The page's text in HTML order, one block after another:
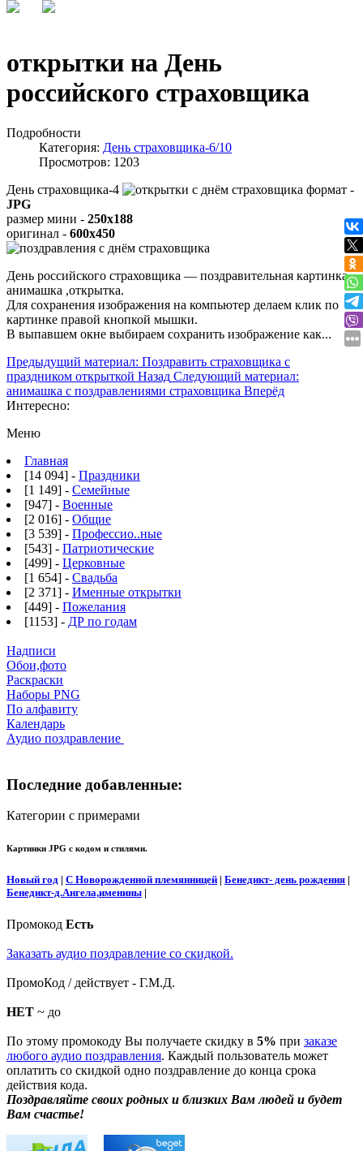
открытки на День
российского страховщика
Подробности
Категория: День страховщика-6/10
Просмотров: 1203
День страховщика-4
формат -
JPG
размер мини - 250x188
оригинал - 600x450
День российского страховщика — поздравительная картинка ,
анимашка ,открытка.
Для сохранения изображения на компьютер делаем клик по
картинке правой кнопкой мышки.
В выпавшем окне выбираем сохранить изображение как...
Предыдущий материал: Поздравить страховщика с
праздником открыткой Назад Следующий материал:
анимашка с поздравлениями страховщика Вперёд
Интересно:
Меню
Главная
[14 094] - Праздники
[1 149] - Семейные
[947] - Военные
[2 016] - Общие
[3 539] - Профессио..ные
[543] - Патриотические
[499] - Церковные
[1 654] - Свадьба
[2 371] - Именные открытки
[449] - Пожелания
[1153] - ДР по годам
Надписи
Обои,фото
Раскраски
Наборы PNG
По алфавиту
Календарь
Аудио поздравление
Последние добавленные:
Категории с примерами
Картинки JPG с кодом и стилями.
Новый год | С Новорожденной племянницей | Бенедикт- день рождения |
Бенедикт-д.Ангела,именины |
Промокод Есть
Заказать аудио поздравление со скидкой.
ПромоКод / действует - Г.М.Д.
НЕТ ~ до
По этому промокоду Вы получаете скидку в 5% при заказе
любого аудио поздравления. Каждый пользователь может
оплатить со скидкой одно поздравление до конца срока
действия кода.
Поздравляйте своих родных и близких Вам людей и будет
Вам счастье!